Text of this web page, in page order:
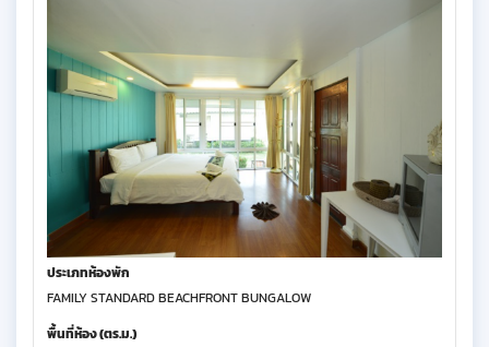
ประเภทห้องพัก
FAMILY STANDARD BEACHFRONT BUNGALOW
พื้นที่ห้อง (ตร.ม.)